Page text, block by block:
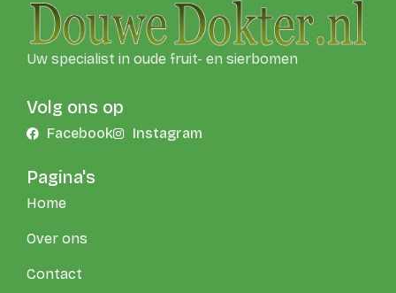
Pagina's
Home
Over ons
Contact
Uw specialist in oude fruit- en sierbomen
Volg ons op
Facebook Instagram